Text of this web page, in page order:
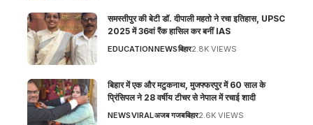
समस्तीपुर की बेटी डॉ. दीपाली महतो ने रचा इतिहास, UPSC
2025 में 36वां रैंक हासिल कर बनीं IAS
EDUCATIONNEWSबिहार2.8K VIEWS
बिहार में एक और मटुकनाथ, मुजफ्फरपुर में 60 साल के
प्रिंसिपल ने 28 वर्षीय टीचर से नेपाल में रचाई शादी
NEWSVIRALअजब गजबबिहार2.6K VIEWS